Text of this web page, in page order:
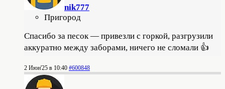
nik777
Пригород
Спасибо за песок — привезли с горкой, разгрузили
аккуратно между заборами, ничего не сломали 👍
2 Июн'25 в 10:40 #600848